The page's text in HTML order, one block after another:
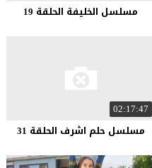
مسلسل الخليفة الحلقة 19
02:17:47
مسلسل حلم اشرف الحلقة 31